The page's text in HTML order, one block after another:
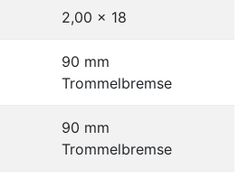
2,00 x 18
90 mm
Trommelbremse
90 mm
Trommelbremse